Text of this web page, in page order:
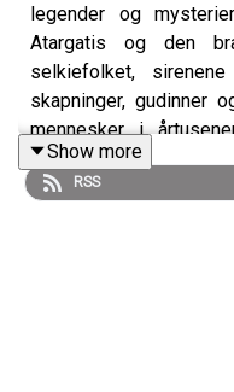
legender og
Atargatis og den
selkiefolket,
skapninger, gudinner
mennesker i
spøkelsesskip som
Mary Celeste og SS
Show more
RSS